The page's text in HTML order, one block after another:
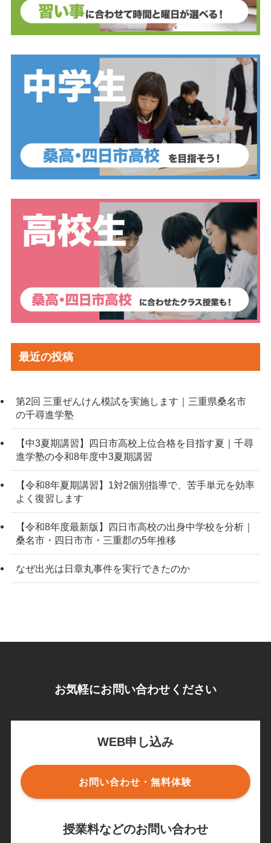
最近の投稿
第2回 三重ぜんけん模試を実施します｜三重県桑名市
の千尋進学塾
【中3夏期講習】四日市高校上位合格を目指す夏｜千尋
進学塾の令和8年度中3夏期講習
【令和8年夏期講習】1対2個別指導で、苦手単元を効率
よく復習します
【令和8年度最新版】四日市高校の出身中学校を分析｜
桑名市・四日市市・三重郡の5年推移
なぜ出光は日章丸事件を実行できたのか
お気軽にお問い合わせください
WEB申し込み
お問い合わせ・無料体験
授業料などのお問い合わせ